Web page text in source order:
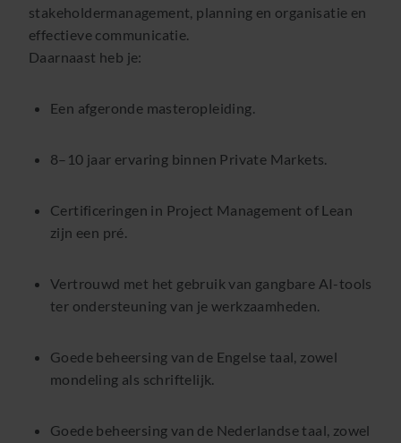
stakeholdermanagement, planning en organisatie en
effectieve communicatie.
Daarnaast heb je:
Een afgeronde masteropleiding.
8–10 jaar ervaring binnen Private Markets.
Certificeringen in Project Management of Lean
zijn een pré.
Vertrouwd met het gebruik van gangbare AI-tools
ter ondersteuning van je werkzaamheden.
Goede beheersing van de Engelse taal, zowel
mondeling als schriftelijk.
Goede beheersing van de Nederlandse taal, zowel